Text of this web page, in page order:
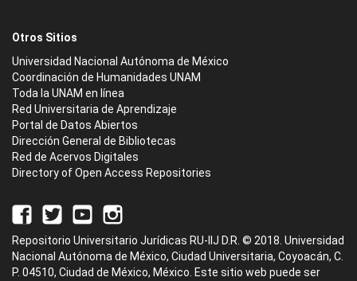
Otros Sitios
Universidad Nacional Autónoma de México
Coordinación de Humanidades UNAM
Toda la UNAM en línea
Red Universitaria de Aprendizaje
Portal de Datos Abiertos
Dirección General de Bibliotecas
Red de Acervos Digitales
Directory of Open Access Repositories
Repositorio Universitario Jurídicas RU-IIJ D.R. © 2018. Universidad
Nacional Autónoma de México, Ciudad Universitaria, Coyoacán, C.
P. 04510, Ciudad de México, México. Este sitio web puede ser